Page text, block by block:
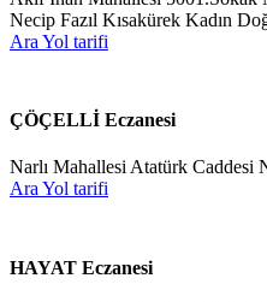
Necip Fazıl Kısakürek Kadın
Ara Yol tarifi
ÇÖÇELLİ Eczanesi
Narlı Mahallesi Atatürk Caddesi
Ara Yol tarifi
HAYAT Eczanesi